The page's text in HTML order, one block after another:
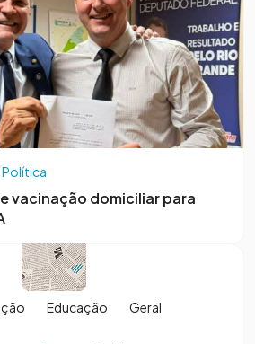
Política
vacinação domiciliar para
Educação Geral